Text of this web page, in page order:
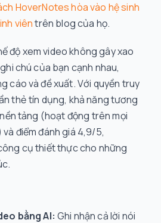
HoverNotes hòa vào hệ sinh
viêntrên blog của họ.
độ xem video không gây xao
chú của bạn cạnh nhau,
cáo và đề xuất. Với quyền truy
thẻ tín dụng, khả năng tương
tảng (hoạt động trên mọi
điểm đánh giá 4,9/5,
cụ thiết thực cho những
bằng AI: Ghi nhận cả lời nói